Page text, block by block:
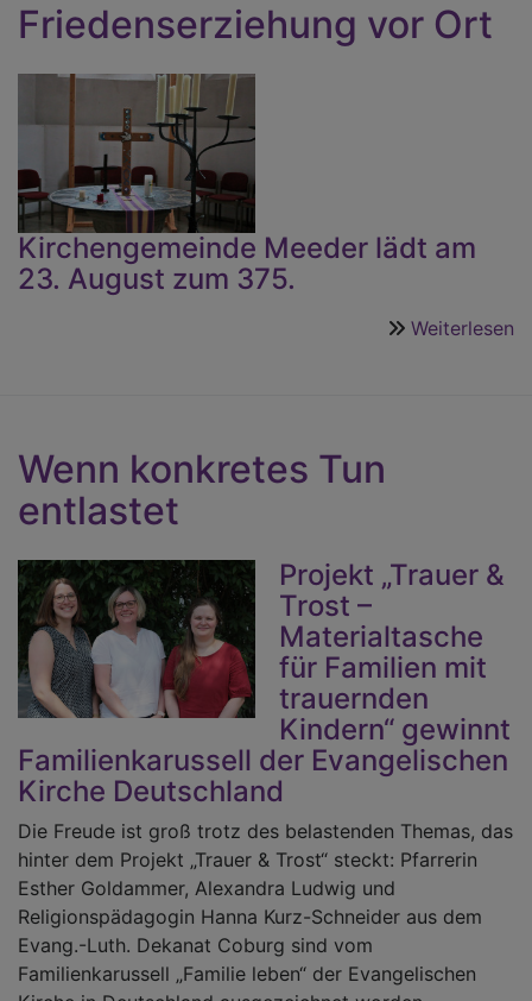
Friedenserziehung vor Ort
Kirchengemeinde Meeder lädt am
23. August zum 375.
Weiterlesen
Wenn konkretes Tun
entlastet
Projekt „Trauer &
Trost –
Materialtasche
für Familien mit
trauernden
Kindern“ gewinnt
Familienkarussell der Evangelischen
Kirche Deutschland
Die Freude ist groß trotz des belastenden Themas, das
hinter dem Projekt „Trauer & Trost“ steckt: Pfarrerin
Esther Goldammer, Alexandra Ludwig und
Religionspädagogin Hanna Kurz-Schneider aus dem
Evang.-Luth. Dekanat Coburg sind vom
Familienkarussell „Familie leben“ der Evangelischen